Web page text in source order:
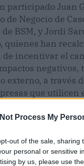
Process My
out of the sale, sharing
personal or sensitive
by us, please use
participado Juan
de Negocio de
de BSM, y Jordi
quienes han
incentivar el
negativos,
externo, a través
que utilicen
las alianzas van a
pero también social
ha insistido